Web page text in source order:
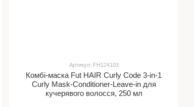
Артикул: FH124103
Комбі-маска Fut HAIR Curly Code 3-in-1
Curly Mask-Conditioner-Leave-in для
кучерявого волосся, 250 мл